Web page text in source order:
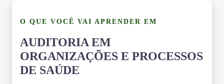
O QUE VOCÊ VAI APRENDER EM
AUDITORIA EM
ORGANIZAÇÕES E PROCESSOS
DE SAÚDE